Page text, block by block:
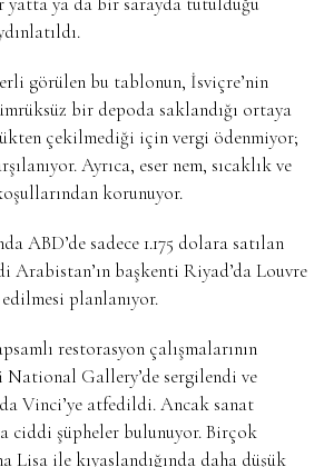
görülen bu tablonun, İsviçre’nin
bir depoda saklandığı ortaya
çekilmediği için vergi ödenmiyor;
Ayrıca, eser nem, sıcaklık ve
korunuyor.
ABD’de sadece 1.175 dolara satılan
Arabistan’ın başkenti Riyad’da Louvre
planlanıyor.
restorasyon çalışmalarının
National Gallery’de sergilendi ve
Vinci’ye atfedildi. Ancak sanat
ciddi şüpheler bulunuyor. Birçok
Lisa ile kıyaslandığında daha düşük